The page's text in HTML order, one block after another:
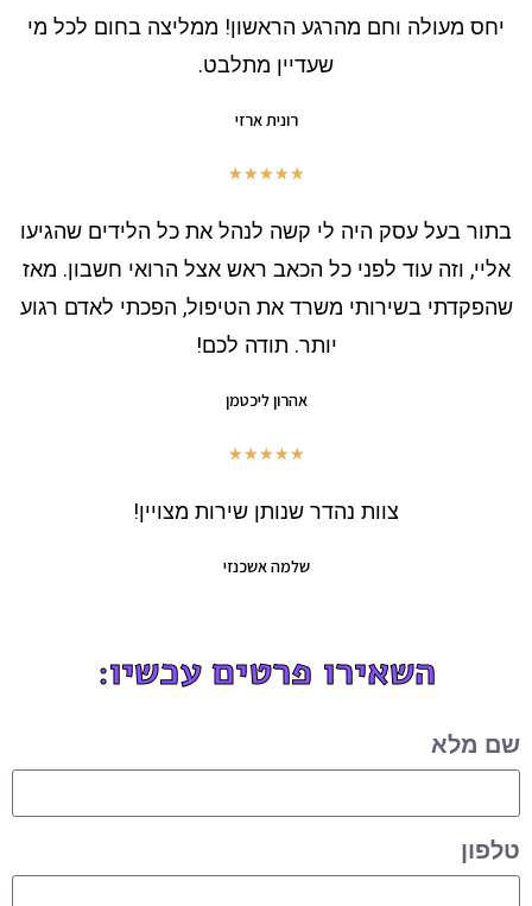
יחס מעולה וחם מהרגע הראשון! ממליצה בחום לכל מי
שעדיין מתלבט.
רונית ארזי
★
★
★
★
★
בתור בעל עסק היה לי קשה לנהל את כל הלידים שהגיעו
אליי, וזה עוד לפני כל הכאב ראש אצל הרואי חשבון. מאז
שהפקדתי בשירותי משרד את הטיפול, הפכתי לאדם רגוע
יותר. תודה לכם!
אהרון ליכטמן
★
★
★
★
★
צוות נהדר שנותן שירות מצויין!
שלמה אשכנזי
השאירו פרטים עכשיו:
שם מלא
טלפון